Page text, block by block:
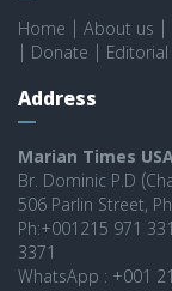
Home About us
Donate Editorial
Address
Marian Times
Br. Dominic P.D
506 Parlin Street,
Ph:+001215 971
3371
WhatsApp : +001